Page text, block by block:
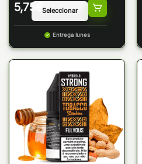
5,75 €
Entrega lunes